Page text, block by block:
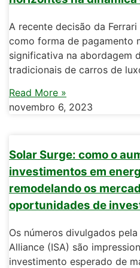
A recente decisão da
como forma de pagamento
significativa na abordagem
tradicionais de carros de
Read More »
novembro 6, 2023
Solar Surge: como o
investimentos em
remodelando os
oportunidades de
Os números divulgados
Alliance (ISA) são
investimento esperado de